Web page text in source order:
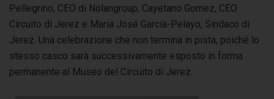
Pellegrino, CEO di Nolangroup, Cayetano Gomez, CEO
Circuito di Jerez e Maria José García-Pelayo, Sindaco di
Jerez. Una celebrazione che non termina in pista, poiché lo
stesso casco sarà successivamente esposto in forma
permanente al Museo del Circuito di Jerez.